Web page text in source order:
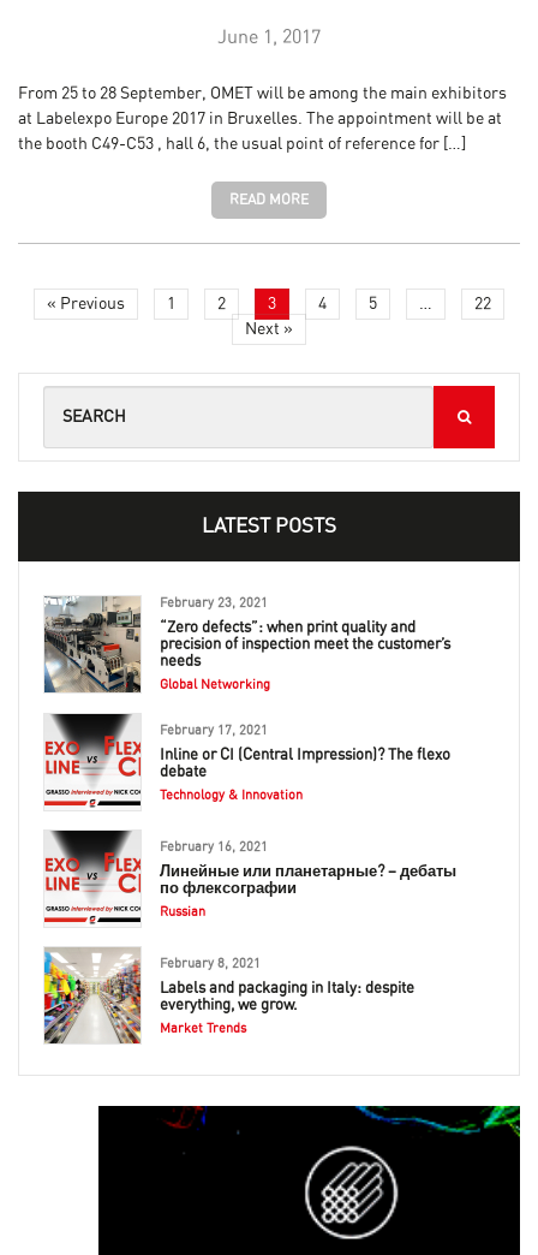
June 1, 2017
From 25 to 28 September, OMET will be among the main exhibitors
at Labelexpo Europe 2017 in Bruxelles. The appointment will be at
the booth C49-C53 , hall 6, the usual point of reference for […]
READ MORE
« Previous 1 2 3 4 5 …
22
Next »
LATEST POSTS
February 23, 2021
“Zero defects”: when print quality and
precision of inspection meet the customer’s
needs
Global Networking
February 17, 2021
Inline or CI (Central Impression)? The flexo
debate
Technology & Innovation
February 16, 2021
Линейные или планетарные? – дебаты
по флексографии
Russian
February 8, 2021
Labels and packaging in Italy: despite
everything, we grow.
Market Trends